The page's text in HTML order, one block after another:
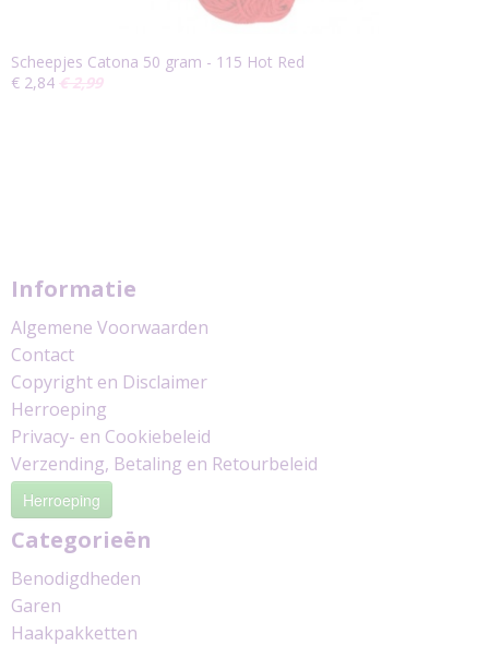
Scheepjes Catona 50 gram - 115 Hot Red
€ 2,84 € 2,99
Informatie
Algemene Voorwaarden
Contact
Copyright en Disclaimer
Herroeping
Privacy- en Cookiebeleid
Verzending, Betaling en Retourbeleid
Herroeping
Categorieën
Benodigdheden
Garen
Haakpakketten